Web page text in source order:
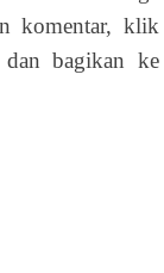
komentar, klik
dan bagikan ke